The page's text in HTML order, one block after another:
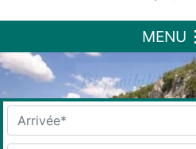
MENU
Disponibilités et